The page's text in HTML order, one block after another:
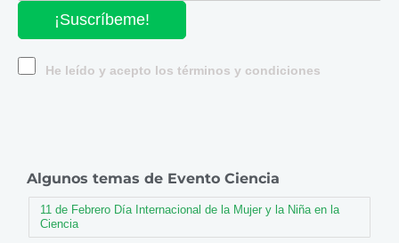
¡Suscríbeme!
He leído y acepto los términos y condiciones
Algunos temas de Evento Ciencia
11 de Febrero Día Internacional de la Mujer y la Niña en la
Ciencia